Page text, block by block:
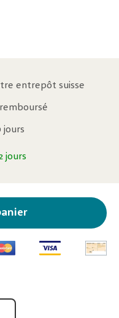
entrepôt suisse
jours
jours